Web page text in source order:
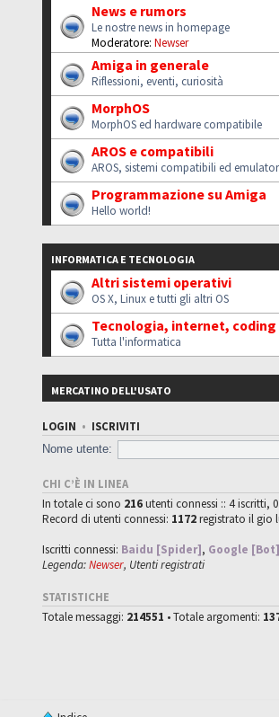
News e rumors
Le nostre news in homepage
Moderatore: Newser
Amiga in generale
Riflessioni, eventi, curiosità
MorphOS
MorphOS ed hardware compatibile
AROS e compatibili
AROS, sistemi compatibili ed
Programmazione su Amiga
Hello world!
INFORMATICA E TECNOLOGIA
Altri sistemi operativi
OS X, Linux e tutti gli altri OS
Tecnologia, internet, coding
Tutta l'informatica
MERCATINO DELL'USATO
LOGIN • ISCRIVITI
Nome utente:
CHI C’È IN LINEA
In totale ci sono 216utenti connessi :: 4 iscritti,
Record di utenti connessi: 1172registrato il gio
Iscritti connessi: Baidu [Spider], Google [Bot]
Legenda:Newser, Utenti registrati
STATISTICHE
Totale messaggi: 214551 • Totale argomenti: